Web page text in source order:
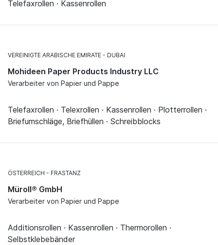
Telefaxrollen · Kassenrollen
VEREINIGTE ARABISCHE EMIRATE DUBAI
Mohideen Paper Products Industry LLC
Verarbeiter von Papier und Pappe
Telefaxrollen · Telexrollen · Kassenrollen · Plotterrollen ·
Briefumschläge, Briefhüllen · Schreibblocks
ÖSTERREICH FRASTANZ
Müroll® GmbH
Verarbeiter von Papier und Pappe
Additionsrollen · Kassenrollen · Thermorollen ·
Selbstklebebänder